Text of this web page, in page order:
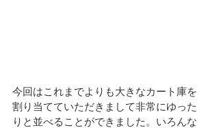
今回はこれまでよりも大きなカート庫を
割り当てていただきまして非常にゆった
りと並べることができました。いろんな